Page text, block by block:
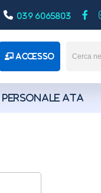
039 6065803
ACCESSO
PERSONALE ATA